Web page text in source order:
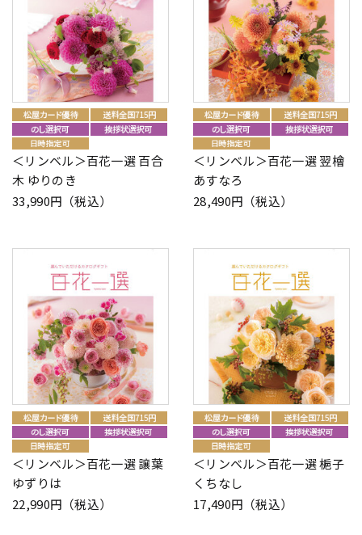
＜リンベル＞百花一選 百合
木 ゆりのき
33,990円（税込）
＜リンベル＞百花一選 翌檜
あすなろ
28,490円（税込）
＜リンベル＞百花一選 譲葉
ゆずりは
22,990円（税込）
＜リンベル＞百花一選 梔子
くちなし
17,490円（税込）